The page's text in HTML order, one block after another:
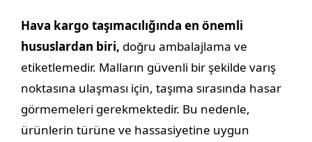
Hava kargo taşımacılığında en önemli
hususlardan biri, doğru ambalajlama ve
etiketlemedir. Malların güvenli bir şekilde varış
noktasına ulaşması için, taşıma sırasında hasar
görmemeleri gerekmektedir. Bu nedenle,
ürünlerin türüne ve hassasiyetine uygun